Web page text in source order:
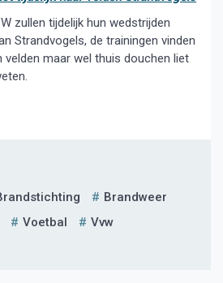
zullen tijdelijk hun wedstrijden
Strandvogels, de trainingen vinden
velden maar wel thuis douchen liet
Brandweer
Voetbal
Vvw